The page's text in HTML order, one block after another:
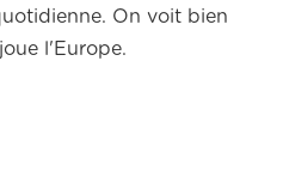
On voit bien
l'Europe.